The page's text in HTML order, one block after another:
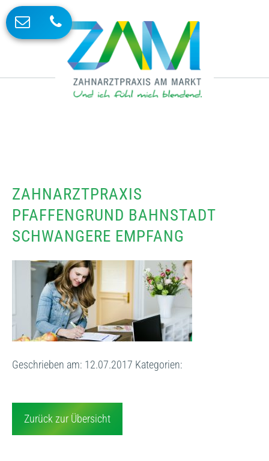
ZAHNARZTPRAXIS
PFAFFENGRUND BAHNSTADT
SCHWANGERE EMPFANG
Geschrieben am: 12.07.2017 Kategorien:
Zurück zur Übersicht